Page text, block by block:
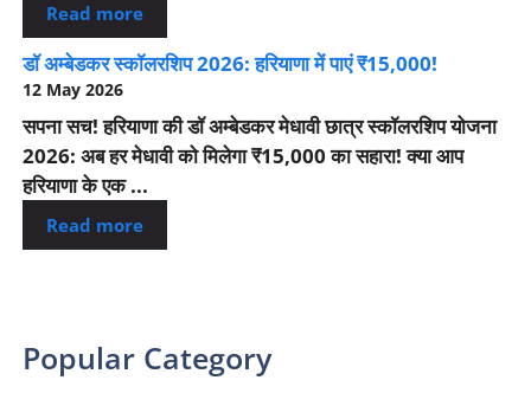
Read more
डॉ अम्बेडकर स्कॉलरशिप 2026: हरियाणा में पाएं ₹15,000!
12 May 2026
सपना सच! हरियाणा की डॉ अम्बेडकर मेधावी छात्र स्कॉलरशिप योजना
2026: अब हर मेधावी को मिलेगा ₹15,000 का सहारा! क्या आप
हरियाणा के एक ...
Read more
Popular Category